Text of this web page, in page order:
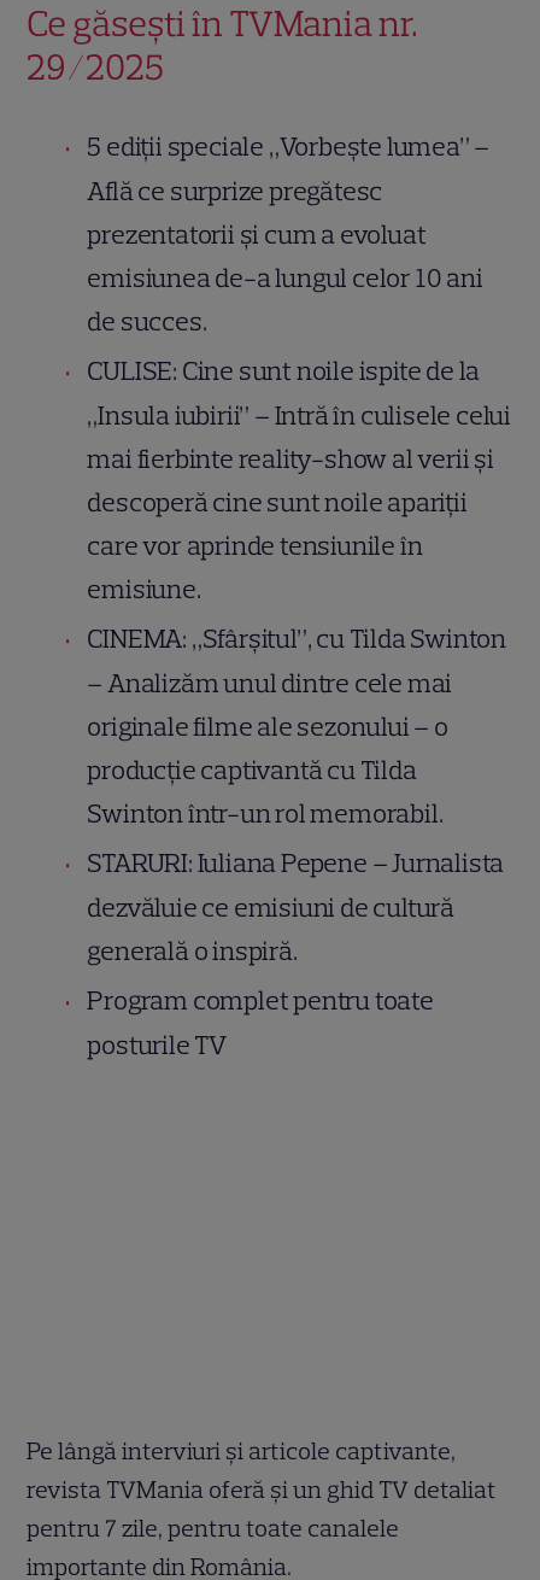
Ce găsești în TVMania nr.
29/2025
5 ediții speciale „Vorbește lumea” –
Află ce surprize pregătesc
prezentatorii și cum a evoluat
emisiunea de-a lungul celor 10 ani
de succes.
CULISE: Cine sunt noile ispite de la
„Insula iubirii” – Intră în culisele celui
mai fierbinte reality-show al verii și
descoperă cine sunt noile apariții
care vor aprinde tensiunile în
emisiune.
CINEMA: „Sfârșitul”, cu Tilda Swinton
– Analizăm unul dintre cele mai
originale filme ale sezonului – o
producție captivantă cu Tilda
Swinton într-un rol memorabil.
STARURI: Iuliana Pepene – Jurnalista
dezvăluie ce emisiuni de cultură
generală o inspiră.
Program complet pentru toate
posturile TV
Pe lângă interviuri și articole captivante,
revista TVMania oferă și un ghid TV detaliat
pentru 7 zile, pentru toate canalele
importante din România.